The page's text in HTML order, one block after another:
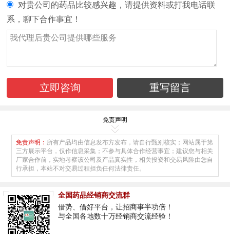
对贵公司的药品比较感兴趣，请提供资料或打我电话联
系，聊下合作事宜！
免责声明
免责声明： 所有产品均由信息发布方发布，请自行甄别核实；网站属于第
三方展示平台，仅作信息采集；不参与具体合作经营事宜；建议您与相关
厂家合作前，实地考察该公司及产品真实性，相关投资和交易风险由您自
行承担，本站不对交易过程担负任何法律责任。
全国药品经销商交流群
借势、借好平台，让招商事半功倍！
与全国各地数十万经销商交流经验！